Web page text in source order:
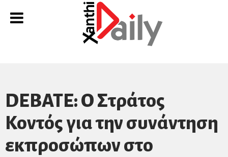
DEBATE: Ο Στράτος
Κοντός για την συνάντηση
εκπροσώπων στο